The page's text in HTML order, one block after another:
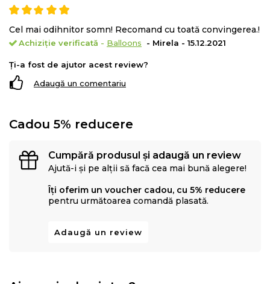
Cel mai odihnitor somn! Recomand cu toată convingerea.!
Achiziție verificată - Balloons - Mirela - 15.12.2021
Ți-a fost de ajutor acest review?
Adaugă un comentariu
Cadou 5% reducere
Cumpără produsul și adaugă un review
Ajută-i și pe alții să facă cea mai bună alegere!
Îți oferim un voucher cadou, cu 5% reducere
pentru următoarea comandă plasată.
Adaugă un review